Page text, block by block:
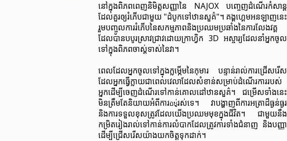
នៅក្នុងពិភពពេញនិមិត្តសញ្ញានៃ NAJOX បញ្ចេញដំណើរកំសាន្ត
ដែលគួរ​ឲ្យរំភើបជាមួយ "ដំបូកទៅឋានសួគ៌"។ គង្គហ្គេមអនឡាញនេះ
រួមបញ្ចូលការរំភើបនៃសកម្មភាពនិងប្រឈមប្រឆាំងនៃការលែងវគ្គ
ដែលបានបបូរស្រាវជ្រាវដោយក្រាហ្វិក 3D អស្ចារ្យដែលនាំអ្នកចូល
ទៅក្នុងពិភពចាស់្តទាស់នៃវា។
ពេលដែលអ្នកចូលទៅក្នុងក្លម្ភើមនៃកុមារ បន្ទាន់រាល់ការជ្រើសរើស
ដែលអ្នកធ្វើក្លាយជាពេលវេលាដែលសំខាន់សម្រាប់ដំណើរការរបស់
អ្នកដើម្បីចេញដំណើរទៅកាន់គោលដៅឋានសួគ៌។ ជម្រើសទាំងនេះ
មិនត្រឹមតែនិយាយអំពីការอยู่រស់ទេ។ វាបង្ហាញពីការអត្រាដ៏ធ្ងន់ធ្ងរ
និងការទទួលខុសត្រូវដែលយើងប្រឈមមុខក្នុងជីវិត។ ជាមួយនឹង
កម្រិតរៀងរាល់ទៅកាន់ការលំបាកដែលត្រូវការទាំងជំនាញ និងបញ្ញា
ដើម្បីជ្រើសរើសយ៉ាងយកចិត្តទុកដាក់។